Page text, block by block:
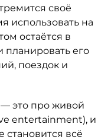
своё
использовать на
остаётся в
планировать его
поездок и
— это про живой
entertainment), и
всё